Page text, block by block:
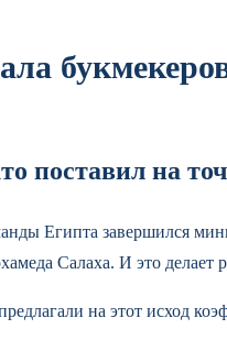
поставил на
Египта завершился
Салаха. И это делает
на этот исход